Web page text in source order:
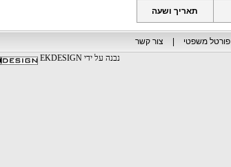
תאריך ושעה
פורטל משפטי
צור קשר
נבנה על ידי EKDESIGN